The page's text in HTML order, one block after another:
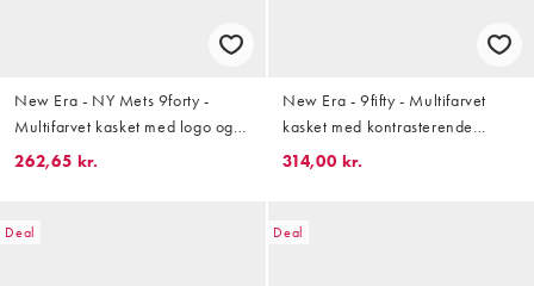
New Era - NY Mets 9forty -
Multifarvet kasket med logo og
kontrastskygge
262,65 kr.
New Era - 9fifty - Multifarvet
kasket med kontrasterende
skygge og grafisk 'LA Lakers'-
314,00 kr.
Deal Deal